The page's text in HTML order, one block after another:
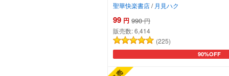
聖華快楽書店/ 月見ハク
99 円 990 円
販売数:6,414
(225)
90%OFF
カートに追